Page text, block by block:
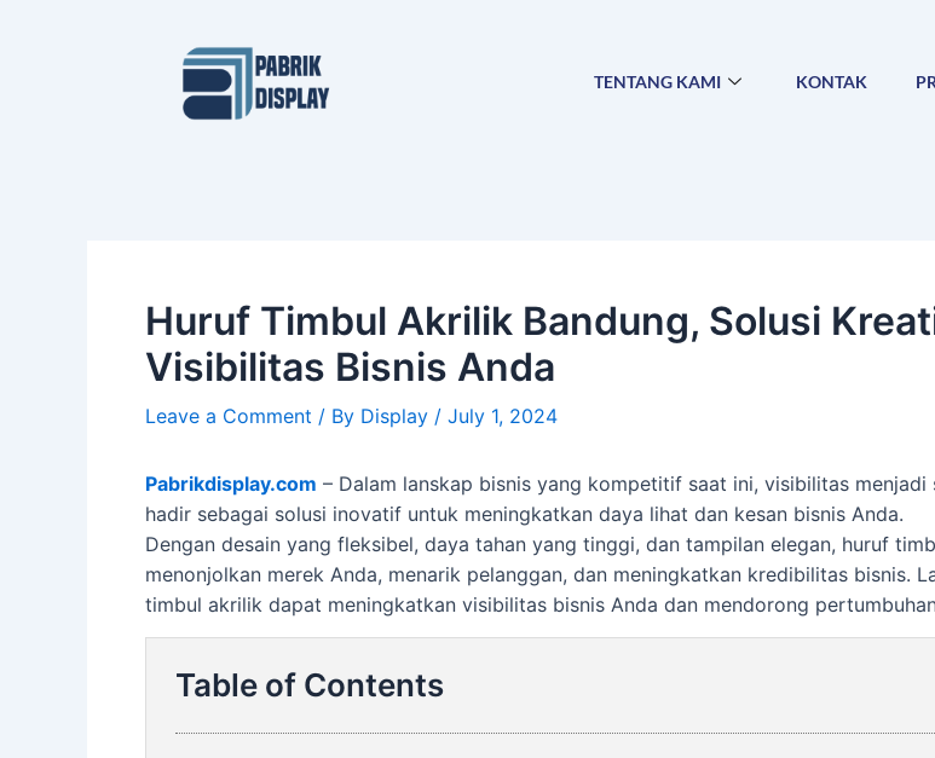
TENTANG KAMI KONTAK
Huruf Timbul Akrilik Bandung, Solusi
Visibilitas Bisnis Anda
Leave a Comment / By Display / July 1, 2024
Pabrikdisplay.com – Dalam lanskap bisnis yang kompetitif saat ini, visibilitas
hadir sebagai solusi inovatif untuk meningkatkan daya lihat dan kesan bisnis Anda.
Dengan desain yang fleksibel, daya tahan yang tinggi, dan tampilan elegan, huruf
menonjolkan merek Anda, menarik pelanggan, dan meningkatkan kredibilitas bisnis.
timbul akrilik dapat meningkatkan visibilitas bisnis Anda dan mendorong
Table of Contents
navigation